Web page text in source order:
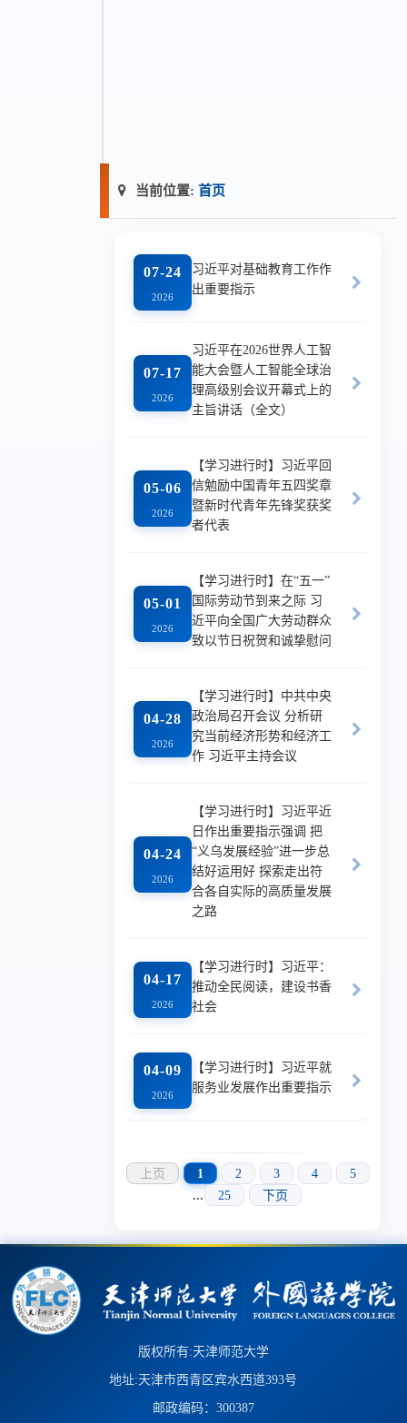
当前位置: 首页
07-24
2026
习近平对基础教育工作作
出重要指示
07-17
2026
习近平在2026世界人工智
能大会暨人工智能全球治
理高级别会议开幕式上的
主旨讲话（全文）
05-06
2026
【学习进行时】习近平回
信勉励中国青年五四奖章
暨新时代青年先锋奖获奖
者代表
05-01
2026
【学习进行时】在“五一”
国际劳动节到来之际 习
近平向全国广大劳动群众
致以节日祝贺和诚挚慰问
04-28
2026
【学习进行时】中共中央
政治局召开会议 分析研
究当前经济形势和经济工
作 习近平主持会议
04-24
2026
【学习进行时】习近平近
日作出重要指示强调 把
“义乌发展经验”进一步总
结好运用好 探索走出符
合各自实际的高质量发展
之路
04-17
2026
【学习进行时】习近平：
推动全民阅读，建设书香
社会
04-09
2026
【学习进行时】习近平就
服务业发展作出重要指示
上页 1 2 3 4 5
... 25 下页
版权所有:天津师范大学
地址:天津市西青区宾水西道393号
邮政编码：300387